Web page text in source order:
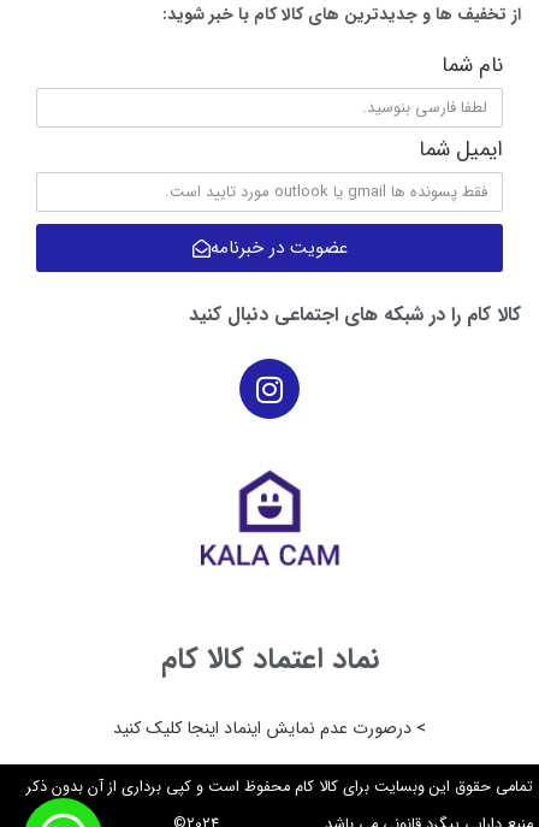
از تخفیف ها و جدیدترین های کالا کام با خبر شوید:
نام شما
ایمیل شما
عضویت در خبرنامه
کالا کام را در شبکه های اجتماعی دنبال کنید
نماد اعتماد کالا کام
> درصورت عدم نمایش اینماد اینجا کلیک کنید
تمامی حقوق این وبسایت برای کالا کام محفوظ است و کپی برداری از آن بدون ذکر